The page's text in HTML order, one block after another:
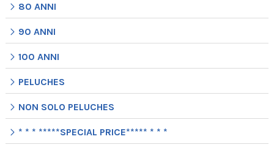
80 ANNI
90 ANNI
100 ANNI
PELUCHES
NON SOLO PELUCHES
* * * *****SPECIAL PRICE***** * * *